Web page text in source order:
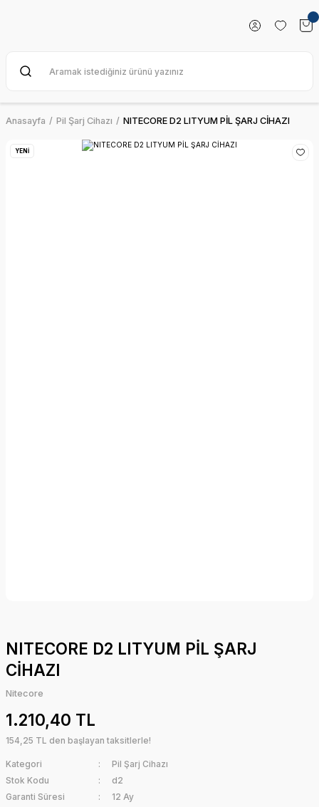
Anasayfa Pil Şarj Cihazı NITECORE D2 LITYUM PİL ŞARJ CİHAZI
YENİ
NITECORE D2 LITYUM PİL ŞARJ
CİHAZI
Nitecore
1.210,40 TL
154,25 TL den başlayan taksitlerle!
Kategori
Pil Şarj Cihazı
Stok Kodu
d2
Garanti Süresi
12 Ay